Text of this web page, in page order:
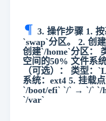
3. 操作步骤 1.
`swap`分区。 2. 创
创建`/home`分区：
空间的50% 文件系
（可选）： 类型：
系统：ext4 5. 挂载
`/boot/efi` `/` → `/` `/
`/var`